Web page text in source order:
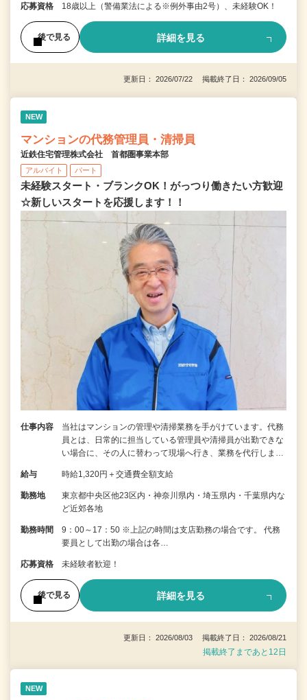
応募資格 18歳以上（警備業法による※例外事由2号）、未経験OK！
後で見る 詳細を見る
更新日： 2026/07/22 掲載終了日： 2026/09/05
NEW
マンションの代務管理員・清掃員
近鉄住宅管理株式会社 首都圏事業本部
アルバイト パート
未経験スタート・ブランクOK！がっつり働きたい方歓迎
☆新しいスタートを応援します！！
仕事内容
当社はマンションの管理や清掃業務を手がけています。代務
員とは、日常的に担当している管理員や清掃員が出勤できな
い場合に、その人に替わって現場へ行き、業務を代行しま…
給与 時給1,320円＋交通費全額支給
勤務地
東京都中央区他23区内・神奈川県内・埼玉県内・千葉県内な
ど近郊各地
勤務時間
9：00～17：50 ※上記の時間は支店勤務の場合です。 代務
要員として出勤の場合は各…
応募資格 未経験者歓迎！
後で見る 詳細を見る
更新日： 2026/08/03 掲載終了日： 2026/08/21
掲載終了まであと12日
NEW